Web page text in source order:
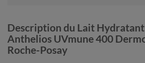
Description du Lait Hydratant
Anthelios UVmune 400
Roche-Posay